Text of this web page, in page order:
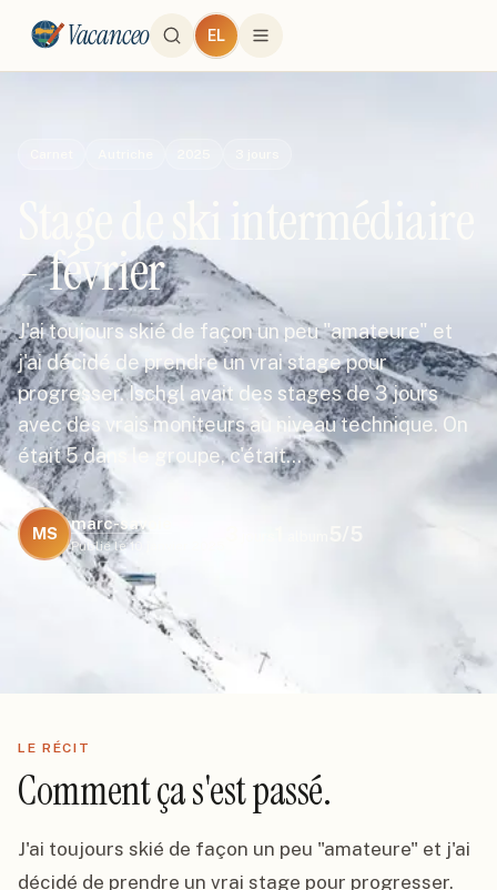
Vacanceo EL
Stage de ski intermédiaire
- février
J'ai toujours skié de façon un peu "amateure" et
j'ai décidé de prendre un vrai stage pour
progresser. Ischgl avait des stages de 3 jours
avec des vrais moniteurs au niveau technique. On
était 5 dans le groupe, c'était…
MS
marc-savoie
Publié le 10 janvier 2025
LE RÉCIT
Comment ça s'est passé.
J'ai toujours skié de façon un peu "amateure" et j'ai